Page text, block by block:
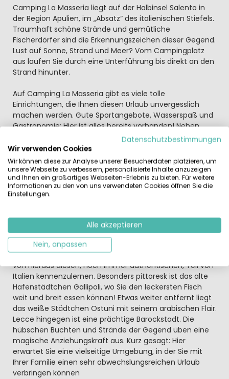
Beschrijving
Camping La Masseria liegt auf der Halbinsel Salento in
der Region Apulien, im „Absatz“ des italienischen Stiefels.
Traumhaft schöne Strände und gemütliche
Fischerdörfer sind die Erkennungszeichen dieser Gegend.
Lust auf Sonne, Strand und Meer? Vom Campingplatz
aus laufen Sie durch eine Unterführung bis direkt an den
Strand hinunter.
Auf Camping La Masseria gibt es viele tolle
Einrichtungen, die Ihnen diesen Urlaub unvergesslich
machen werden. Gute Sportangebote, Wasserspaß und
Gastronomie: Hier ist alles bereits vorhanden! Neben
einem netten Swimmingpool mit Sonnenterrasse finden
Sie in dieser Anlage auch eine Bar, ein
Restaurant/Pizzeria sowie einen Supermarkt.
Sportfelder für (Beach-)Volleyball, Tennis und Fußball
stehen Ihnen ebenfalls zur Verfügung.
Kinder können auf Camping La Masseria ganz viel
erleben. Extra für sie gibt es ein Kleinkinderbecken, einen
kleinere und größere Kinder).
Das Gebiet des Salento blickt auf eine reiche Historie
zurück. Der Campingplatz ist ein idealer Startpunkt, um
von hieraus diesen, noch immer authentischen, Teil von
Italien kennenzulernen. Besonders pittoresk ist das alte
Hafenstädtchen Gallipoli, wo Sie den leckersten Fisch
weit und breit essen können! Etwas weiter entfernt liegt
das weiße Städtchen Ostuni mit seinem arabischen Flair.
Lecce hingegen ist eine prächtige Barockstadt. Die
hübschen Buchten und Strände der Gegend üben eine
magische Anziehungskraft aus. Kurz gesagt: Hier
erwartet Sie eine vielseitige Umgebung, in der Sie mit
Ihrer Familie einen sehr abwechslungsreichen Urlaub
verbringen können
Datenschutzbestimmungen
Wir verwenden Cookies
Wir können diese zur Analyse unserer Besucherdaten platzieren, um
unsere Webseite zu verbessern, personalisierte Inhalte anzuzeigen
und Ihnen ein großartiges Webseiten-Erlebnis zu bieten. Für weitere
Informationen zu den von uns verwendeten Cookies öffnen Sie die
Einstellungen.
Alle akzeptieren
Nein, anpassen